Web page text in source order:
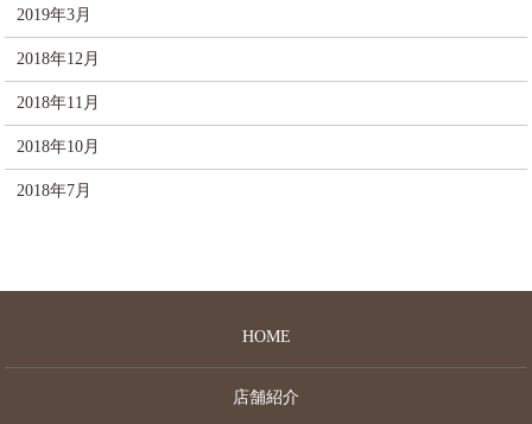
2019年3月
2018年12月
2018年11月
2018年10月
2018年7月
HOME
店舗紹介